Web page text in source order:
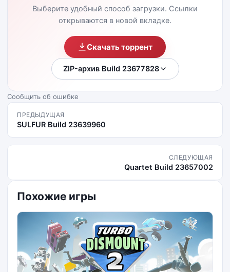
Выберите удобный способ загрузки. Ссылки
открываются в новой вкладке.
Скачать торрент
ZIP-архив Build 23677828
Сообщить об ошибке
ПРЕДЫДУЩАЯ
SULFUR Build 23639960
СЛЕДУЮЩАЯ
Quartet Build 23657002
Похожие игры